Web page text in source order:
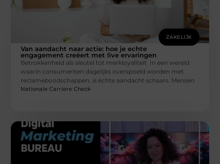
ZAKELIJK
Van aandacht naar actie: hoe je echte
engagement creëert met live ervaringen
Betrokkenheid als sleutel tot merkloyaliteit In een wereld
waarin consumenten dagelijks overspoeld worden met
reclameboodschappen, is échte aandacht schaars. Mensen
Nationale Carriere Check